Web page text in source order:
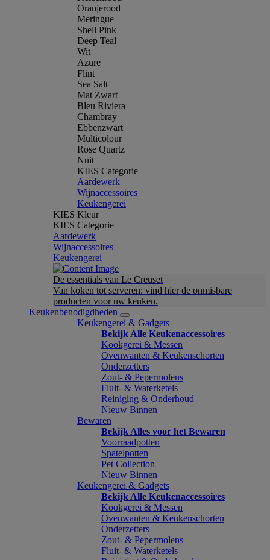
Oranjerood
Meringue
Shell Pink
Deep Teal
Wit
Azure
Flint
Sea Salt
Mat Zwart
Bleu Riviera
Chambray
Ebbenzwart
Multicolour
Rose Quartz
Nuit
KIES Categorie
Aardewerk
Wijnaccessoires
Keukengerei
KIES Kleur
KIES Categorie
Aardewerk
Wijnaccessoires
Keukengerei
De essentials van Le Creuset
Van koken tot serveren: vind hier de onmisbare
producten voor uw keuken.
Keukenbenodigdheden
Keukengerei & Gadgets
Bekijk Alle Keukenaccessoires
Kookgerei & Messen
Ovenwanten & Keukenschorten
Onderzetters
Zout- & Pepermolens
Fluit- & Waterketels
Reiniging & Onderhoud
Nieuw Binnen
Bewaren
Bekijk Alles voor het Bewaren
Voorraadpotten
Spatelpotten
Pet Collection
Nieuw Binnen
Keukengerei & Gadgets
Bekijk Alle Keukenaccessoires
Kookgerei & Messen
Ovenwanten & Keukenschorten
Onderzetters
Zout- & Pepermolens
Fluit- & Waterketels